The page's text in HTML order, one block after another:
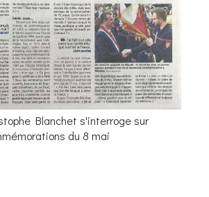
Blanchet s'interroge sur
du 8 mai